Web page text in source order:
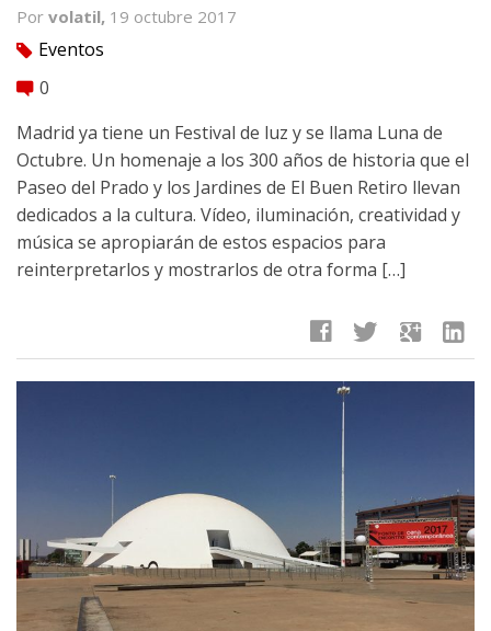
Por volatil, 19 octubre 2017
tag Eventos
comment 0
Madrid ya tiene un Festival de luz y se llama Luna de
Octubre. Un homenaje a los 300 años de historia que el
Paseo del Prado y los Jardines de El Buen Retiro llevan
dedicados a la cultura. Vídeo, iluminación, creatividad y
música se apropiarán de estos espacios para
reinterpretarlos y mostrarlos de otra forma […]
facebook twitter google linkedin